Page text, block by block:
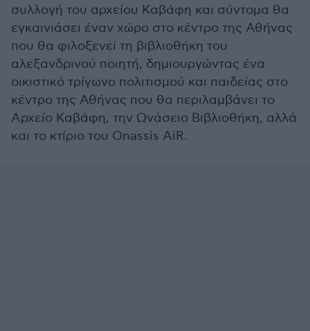
συλλογή του αρχείου Καβάφη και σύντομα θα
εγκαινιάσει έναν χώρο στο κέντρο της Αθήνας
που θα φιλοξενεί τη βιβλιοθήκη του
αλεξανδρινού ποιητή, δημιουργώντας ένα
οικιστικό τρίγωνο πολιτισμού και παιδείας στο
κέντρο της Αθήνας που θα περιλαμβάνει το
Αρχείο Καβάφη, την Ωνάσειο Βιβλιοθήκη, αλλά
και το κτίριο του Onassis AiR.